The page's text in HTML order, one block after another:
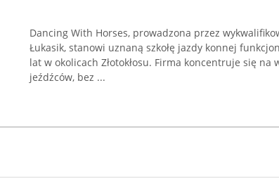
Dancing With Horses, prowadzona przez
Łukasik, stanowi uznaną szkołę jazdy konnej
lat w okolicach Złotokłosu. Firma koncentruje się
jeźdźców, bez ...